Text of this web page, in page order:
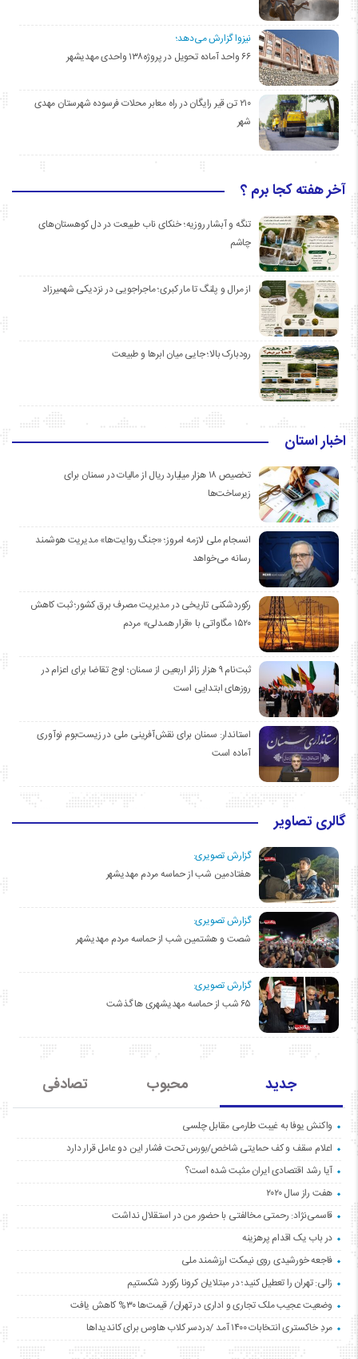
نیزوا گزارش می‌دهد؛
۶۶ واحد آماده تحویل در پروژه۱۳۸ واحدی مهدیشهر
۲۱۰ تن قیر رایگان در راه معابر محلات فرسوده شهرستان مهدی
شهر
آخر هفته کجا برم ؟
تنگه و آبشار روزیه؛ خنکای ناب طبیعت در دل کوهستان‌های
چاشم
از مرال و پلنگ تا مار کبری؛ ماجراجویی در نزدیکی شهمیرزاد
رودبارک بالا؛ جایی میان ابرها و طبیعت
اخبار استان
تخصیص ۱۸ هزار میلیارد ریال از مالیات در سمنان برای
زیرساخت‌ها
انسجام ملی لازمه امروز؛ «جنگ روایت‌ها» مدیریت هوشمند
رسانه می‌خواهد
رکوردشکنی تاریخی در مدیریت مصرف برق کشور؛ ثبت کاهش
۱۵۲۰ مگاواتی با «قرار همدلی» مردم
ثبت‌نام ۹ هزار زائر اربعین از سمنان؛ اوج تقاضا برای اعزام در
روزهای ابتدایی است
استاندار: سمنان برای نقش‌آفرینی ملی در زیست‌بوم نوآوری
آماده است
گالری تصاویر
گزارش تصویری:
هفتادمین شب از حماسه مردم مهدیشهر
گزارش تصویری:
شصت و هشتمین شب از حماسه مردم مهدیشهر
گزارش تصویری:
۶۵ شب از حماسه مهدیشهری ها گذشت
جدید محبوب تصادفی
واکنش یوفا به غیبت طارمی مقابل چلسی
اعلام سقف و کف حمایتی شاخص/بورس تحت فشار این دو عامل قرار دارد
آیا رشد اقتصادی ایران مثبت شده است؟
هفت راز سال ۲۰۲۰
قاسمی‌نژاد: رحمتی مخالفتی با حضور من در استقلال نداشت
در باب یک اقدام پرهزینه
فاجعه خورشیدی روی نیمکت ارزشمند ملی
زالی: تهران را تعطیل کنید؛ در مبتلایان کرونا رکورد شکستیم
وضعیت عجیب ملک تجاری و اداری در تهران/ قیمت‌ها ۳۰% کاهش یافت
مردِ خاکستری انتخابات ۱۴۰۰ آمد /دردسر کلاب هاوس برای کاندیداها